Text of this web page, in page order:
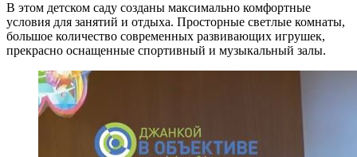
В этом детском саду созданы максимально комфортные
условия для занятий и отдыха. Просторные светлые комнаты,
большое количество современных развивающих игрушек,
прекрасно оснащенные спортивный и музыкальный залы.